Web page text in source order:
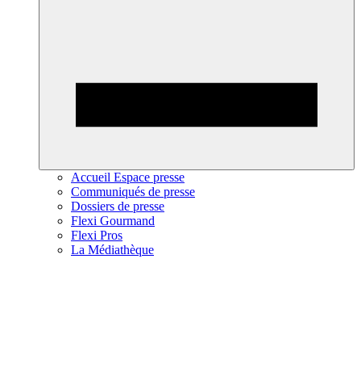
Accueil Espace presse
Communiqués de presse
Dossiers de presse
Flexi Gourmand
Flexi Pros
La Médiathèque